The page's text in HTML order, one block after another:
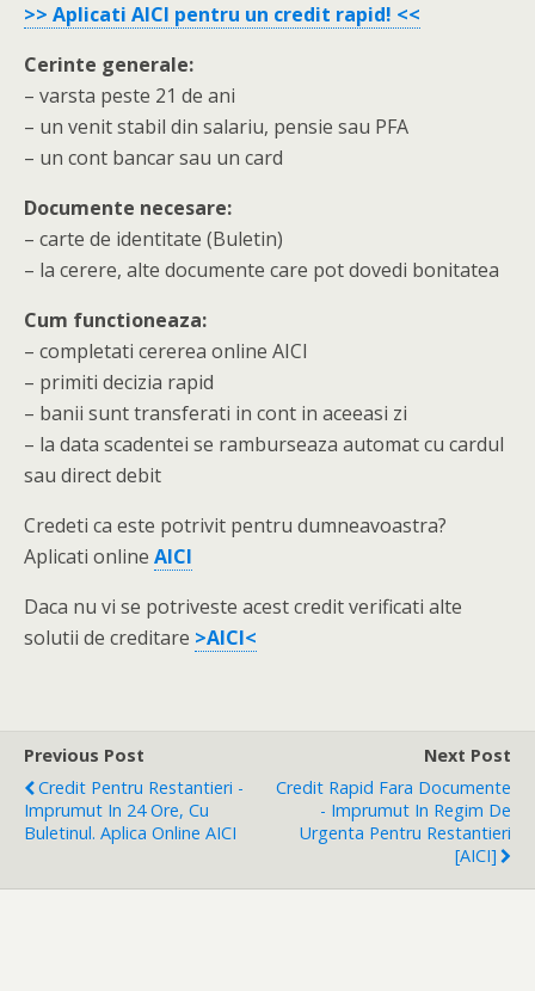
>> Aplicati AICI pentru un credit rapid! <<
Cerinte generale:
– varsta peste 21 de ani
– un venit stabil din salariu, pensie sau PFA
– un cont bancar sau un card
Documente necesare:
– carte de identitate (Buletin)
– la cerere, alte documente care pot dovedi bonitatea
Cum functioneaza:
– completati cererea online AICI
– primiti decizia rapid
– banii sunt transferati in cont in aceeasi zi
– la data scadentei se ramburseaza automat cu cardul
sau direct debit
Credeti ca este potrivit pentru dumneavoastra?
Aplicati online AICI
Daca nu vi se potriveste acest credit verificati alte
solutii de creditare >AICI<
Previous Post
Credit Pentru Restantieri -
Imprumut In 24 Ore, Cu
Buletinul. Aplica Online AICI
Next Post
Credit Rapid Fara Documente
- Imprumut In Regim De
Urgenta Pentru Restantieri
[AICI]